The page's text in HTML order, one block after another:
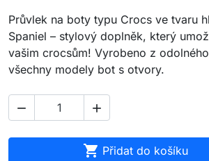
Průvlek na boty typu Crocs ve tvaru
Spaniel – stylový doplněk, který
vašim crocsům! Vyrobeno z
všechny modely bot s otvory.
 
 Přidat do košíku